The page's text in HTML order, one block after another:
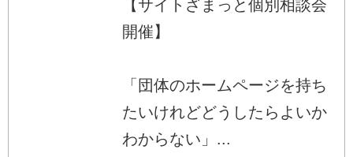
【サイトざまっと個別相談会
開催】
「団体のホームページを持ち
たいけれどどうしたらよいか
わからない」...